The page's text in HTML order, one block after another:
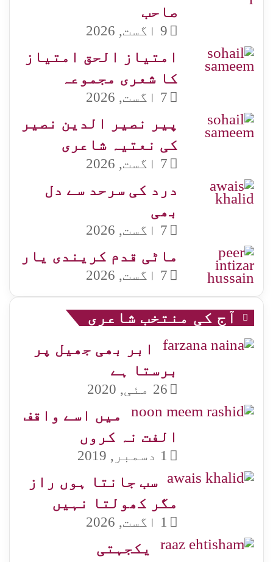
صاحب
9 اگست, 2026
امتیاز الحق امتیاز
کا شعری مجموعہ
7 اگست, 2026
پیر نصیر الدین نصیر
کی نعتیہ شاعری
7 اگست, 2026
درد کی سرحد سے دل
بھی
7 اگست, 2026
ماٹی قدم کریندی یار
7 اگست, 2026
آج کی منتخب شاعری
ابر بھی جھیل پر
برستا ہے
26 مئی, 2020
میں اسے واقف
الفت نہ کروں
1 دسمبر, 2019
سب جانتا ہوں راز
مگر کھولتا نہیں
1 اگست, 2026
یکجہتی